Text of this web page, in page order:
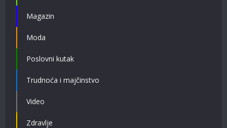
Magazin
Moda
Poslovni kutak
Trudnoća i majčinstvo
Video
Zdravlje